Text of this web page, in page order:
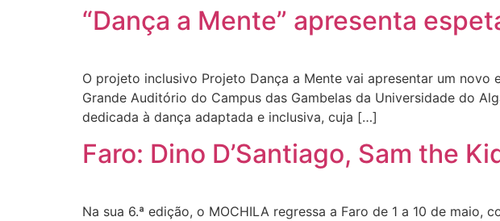
“Dança a Mente” apresenta
O projeto inclusivo Projeto Dança a Mente vai apresentar um
Grande Auditório do Campus das Gambelas da Universidade do
dedicada à dança adaptada e inclusiva, cuja […]
Faro: Dino D’Santiago, Sam the
Na sua 6.ª edição, o MOCHILA regressa a Faro de 1 a 10 de